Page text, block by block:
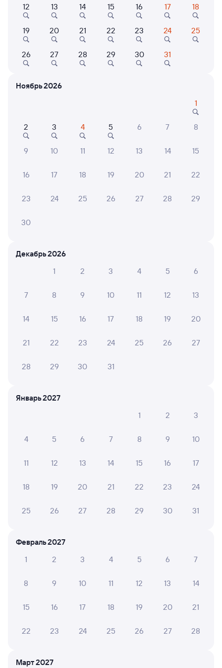
325Е Проходящий 8,3
Пенза-1
Пенза
в Новороссийск
02:11 12:33
10 ч 22 м в пути
от 2 ⁠647 ⁠₽ 3 ⁠259 ⁠₽ 12 ⁠845 ⁠₽
Выберите дату
8,0
Отель Бобровский
3 ⁠637 ⁠₽
ещё 2
варианта
Отзывы пассажиров Туту о поездах
Мы отображаем актуальные отзывы и не удаляем
04 августа 2026 • Поезд 525Е
6 МАРГАРИТА К.
Очень пахло туалетом, места были рядом и запах
Надежда М.
Все отлично, персонал хороший
12 13 14 15 16 17 18
19 20 21 22 23 24 25
26 27 28 29 30 31
Ноябрь 2026
1
2 3 4 5 6 7 8
9 10 11 12 13 14 15
16 17 18 19 20 21 22
23 24 25 26 27 28 29
30
Декабрь 2026
1
2 3 4 5 6
7 8 9 10 11 12 13
14 15 16 17 18 19 20
21 22 23 24 25 26 27
28 29 30 31
Январь 2027
1
2 3
4 5 6 7 8 9 10
11 12 13 14 15 16 17
18 19 20 21 22 23 24
25 26 27 28 29 30 31
Февраль 2027
1
2 3 4 5 6 7
8 9 10 11 12 13 14
15 16 17 18 19 20 21
22 23 24 25 26 27 28
Март 2027